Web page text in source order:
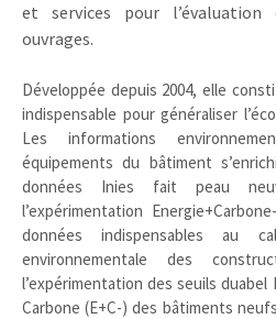
et services pour
ouvrages.
Développée depuis 2004, elle
indispensable pour généraliser
Les informations
équipements du bâtiment
données Inies fait peau
l’expérimentation
données indispensables au
environnementale des
l’expérimentation des seuils
Carbone (E+C-) des bâtiments